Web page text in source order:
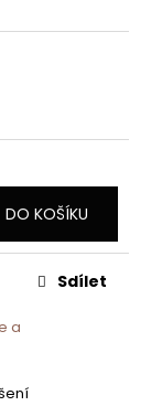
DO KOŠÍKU
a
Sdílet